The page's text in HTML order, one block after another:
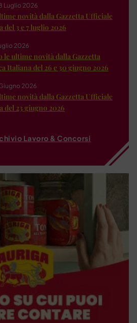
Luglio 2026
novità dalla Gazzetta Ufficiale
3 e 7 luglio 2026
2026
le ultime novità dalla Gazzetta
Italiana del 26 e 30 giugno 2026
2026
novità dalla Gazzetta Ufficiale
del 23 giugno 2026
Lavoro & Concorsi